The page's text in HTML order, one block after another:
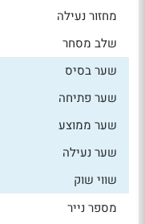
מחזור נעילה
שלב מסחר
שער בסיס
שער פתיחה
שער ממוצע
שער נעילה
שווי שוק
מספר נייר